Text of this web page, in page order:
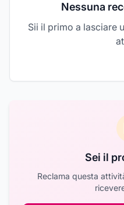
Nessuna
Sii il primo a lasciare
Sei il
Reclama questa